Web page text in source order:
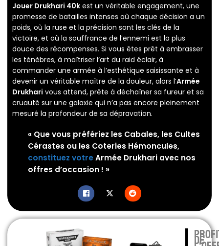
Jouer Drukhari 40k est un véritable engagement, une
promesse de batailles intenses où chaque décision a un
poids, où la ruse et la précision sont les clés de la
victoire, et où la souffrance de l’ennemi est la plus
douce des récompenses. Si vous êtes prêt à embrasser
les ténèbres, à maîtriser l’art du raid éclair, à
commander une armée à l’esthétique saisissante et à
devenir un véritable maître de la douleur, alors l’Armée
Drukhari vous attend, prête à déchaîner sa fureur et sa
cruauté sur une galaxie qui n’a pas encore pleinement
mesuré la profondeur de sa dépravation.
« Que vous préfériez les Cabales, les Cultes
Cérastes ou les Coteries Hémoncules,
constituez votreArmée Drukhari avec nos
offres d’occasion ! »
de